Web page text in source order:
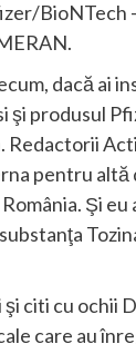
BioNTech
dacă ai
şi produsul
Redactorii
pentru altă
Şi
şi citi cu ochii
care au